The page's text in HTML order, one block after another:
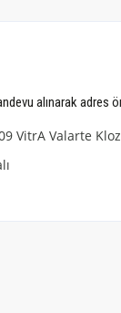
alınarak adres
VitrA Valarte